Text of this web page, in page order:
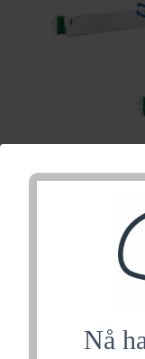
Nå
Ova-
LED 230V